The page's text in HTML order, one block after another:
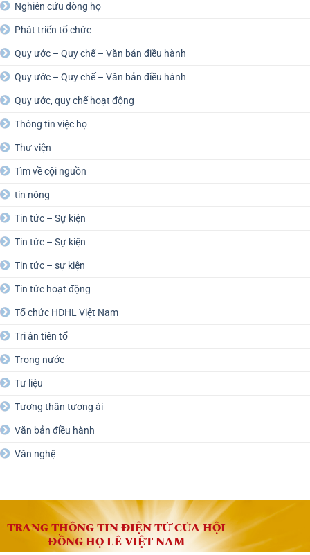
Nghiên cứu dòng họ
Phát triển tổ chức
Quy ước – Quy chế – Văn bản điều hành
Quy ước – Quy chế – Văn bản điều hành
Quy ước, quy chế hoạt động
Thông tin việc họ
Thư viện
Tìm về cội nguồn
tin nóng
Tin tức – Sự kiện
Tin tức – Sự kiện
Tin tức – sự kiện
Tin tức hoạt động
Tổ chức HĐHL Việt Nam
Tri ân tiên tổ
Trong nước
Tư liệu
Tương thân tương ái
Văn bản điều hành
Văn nghệ
TRANG THÔNG TIN ĐIỆN TỬ CỦA HỘI
ĐỒNG HỌ LÊ VIỆT NAM